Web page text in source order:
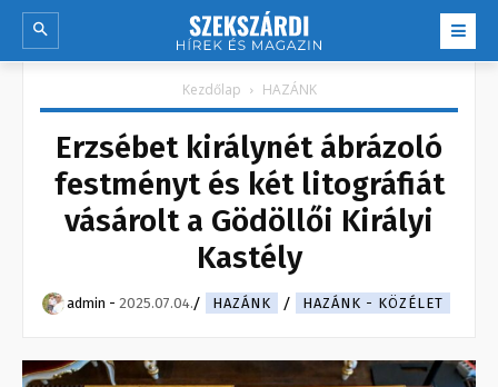
Kezdőlap HAZÁNK
Erzsébet királynét ábrázoló
festményt és két litográfiát
vásárolt a Gödöllői Királyi
Kastély
admin - 2025.07.04. HAZÁNK HAZÁNK - KÖZÉLET